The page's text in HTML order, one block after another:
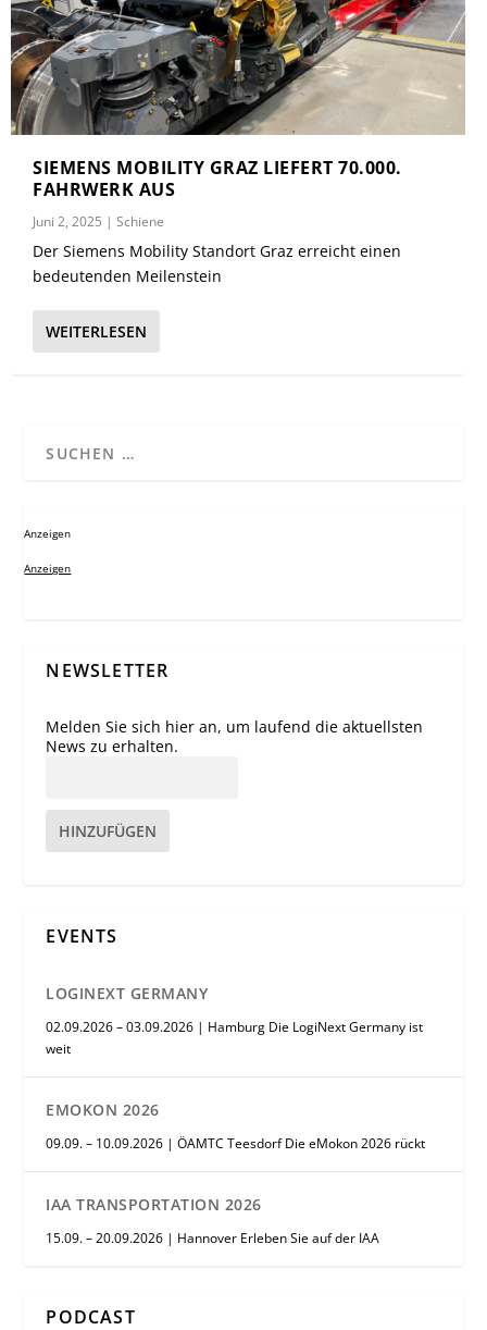
SIEMENS MOBILITY GRAZ LIEFERT 70.000.
FAHRWERK AUS
Juni 2, 2025 |Schiene
Der Siemens Mobility Standort Graz erreicht einen
bedeutenden Meilenstein
WEITERLESEN
Anzeigen
Anzeigen
NEWSLETTER
Melden Sie sich hier an, um laufend die aktuellsten
News zu erhalten.
HINZUFÜGEN
EVENTS
LOGINEXT GERMANY
02.09.2026 – 03.09.2026 | Hamburg Die LogiNext Germany ist
weit
EMOKON 2026
09.09. – 10.09.2026 | ÖAMTC Teesdorf Die eMokon 2026 rückt
IAA TRANSPORTATION 2026
15.09. – 20.09.2026 | Hannover Erleben Sie auf der IAA
PODCAST